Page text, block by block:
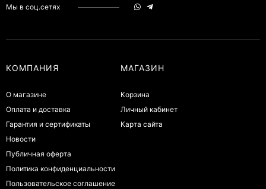
Мы в соц.сетях
КОМПАНИЯ
О магазине
Оплата и доставка
Гарантия и сертификаты
Новости
Публичная оферта
Политика конфиденциальности
Пользовательское соглашение
МАГАЗИН
Корзина
Личный кабинет
Карта сайта